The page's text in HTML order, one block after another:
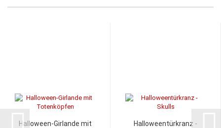
Halloween-Girlande mit
Halloweentürkranz -